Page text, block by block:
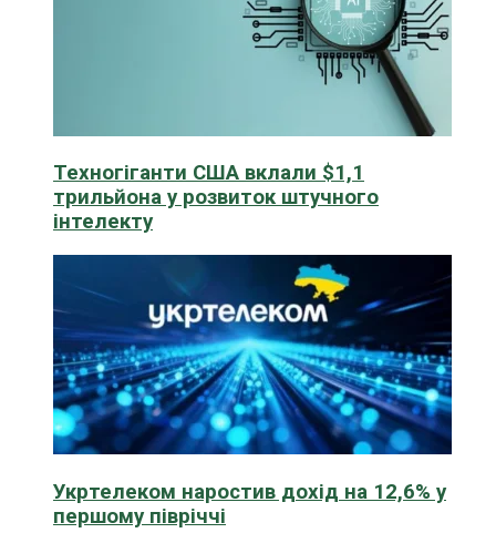
Техногіганти США вклали $1,1
трильйона у розвиток штучного
інтелекту
Укртелеком наростив дохід на 12,6% у
першому півріччі